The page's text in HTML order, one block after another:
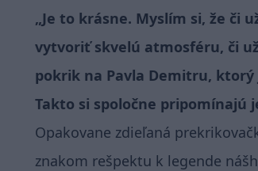
„Je to krásne. Myslím si, že či
vytvoriť skvelú atmosféru, či
pokrik na Pavla Demitru,
Takto si spoločne pripomínajú
Opakovane zdieľaná
znakom rešpektu k legende